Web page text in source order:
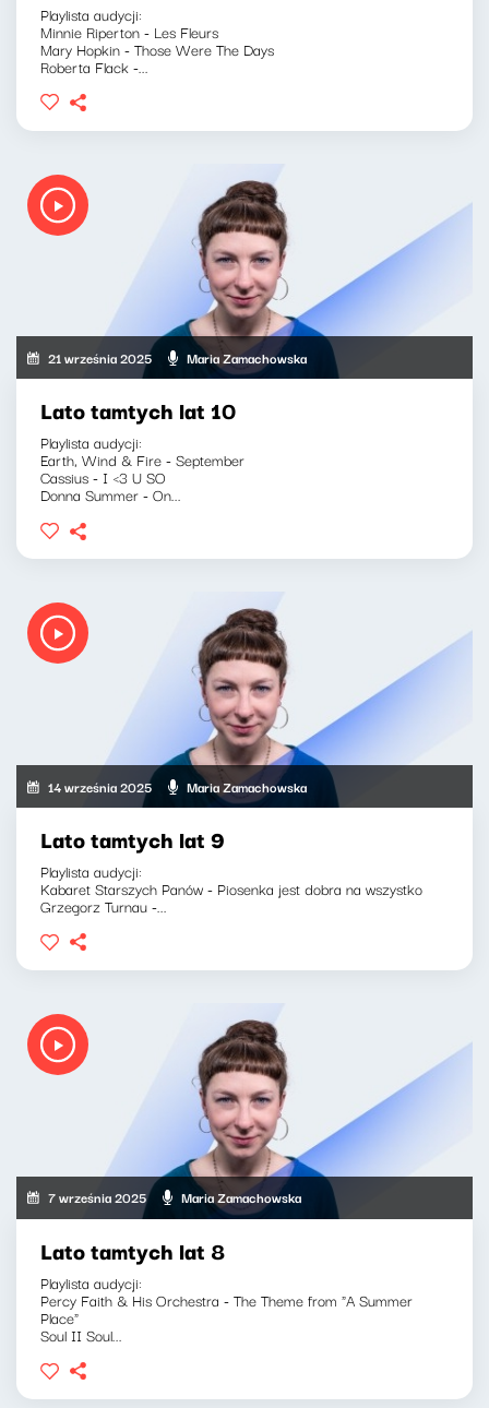
Playlista audycji:
Minnie Riperton - Les Fleurs
Mary Hopkin - Those Were The Days
Roberta Flack -...
21 września 2025 Maria Zamachowska
Lato tamtych lat 10
Playlista audycji:
Earth, Wind & Fire - September
Cassius - I <3 U SO
Donna Summer - On...
14 września 2025 Maria Zamachowska
Lato tamtych lat 9
Playlista audycji:
Kabaret Starszych Panów - Piosenka jest dobra na wszystko
Grzegorz Turnau -...
7 września 2025 Maria Zamachowska
Lato tamtych lat 8
Playlista audycji:
Percy Faith & His Orchestra - The Theme from "A Summer
Place"
Soul II Soul...